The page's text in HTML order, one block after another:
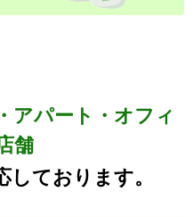
アパート・オフィ
舗
しております。